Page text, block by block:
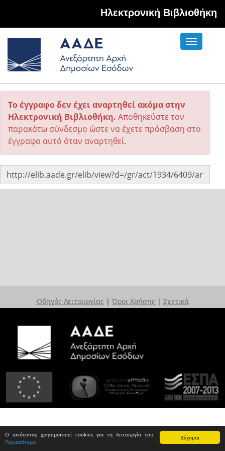
Δέχομαι
Ο ιστότοπος χρησιμοποιεί cookies για τη λειτουργία του.
Περισσότερα
Hλεκτρονική Βιβλιοθήκη
Toggle
Το έγγραφο δεν έχει αναρτηθεί ακόμα στην
Ηλεκτρονική Βιβλιοθήκη. Αποθηκεύστε τον
παρακάτω σύνδεσμο ώστε να έχετε πρόσβαση στο
έγγραφο αυτό όταν αναρτηθεί.
Οδηγός Λειτουργίας | Όροι Χρήσης | Σχετικά